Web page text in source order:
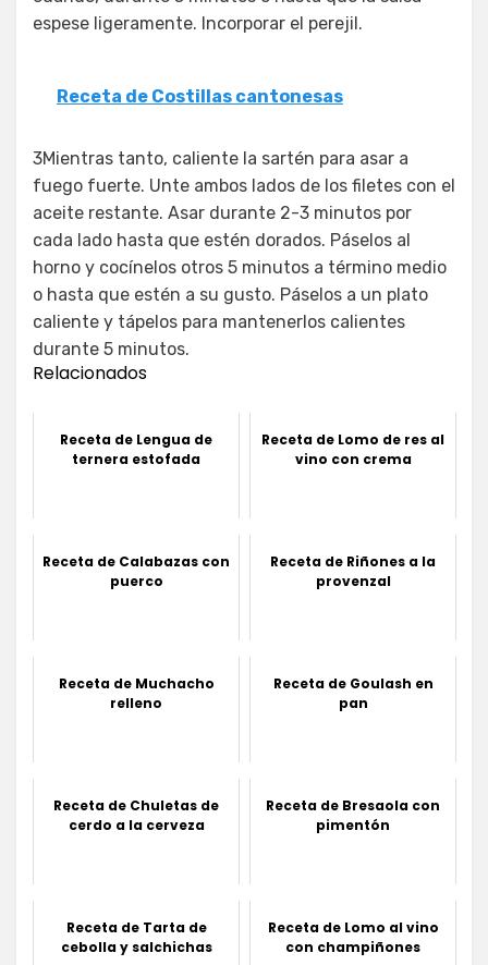
espese ligeramente. Incorporar el perejil.
Receta de Costillas cantonesas
3Mientras tanto, caliente la sartén para asar a
fuego fuerte. Unte ambos lados de los filetes con el
aceite restante. Asar durante 2-3 minutos por
cada lado hasta que estén dorados. Páselos al
horno y cocínelos otros 5 minutos a término medio
o hasta que estén a su gusto. Páselos a un plato
caliente y tápelos para mantenerlos calientes
durante 5 minutos.
Relacionados
Receta de Lengua de
ternera estofada
Receta de Lomo de res al
vino con crema
Receta de Calabazas con
puerco
Receta de Riñones a la
provenzal
Receta de Muchacho
relleno
Receta de Goulash en
pan
Receta de Chuletas de
cerdo a la cerveza
Receta de Bresaola con
pimentón
Receta de Tarta de
cebolla y salchichas
Receta de Lomo al vino
con champiñones